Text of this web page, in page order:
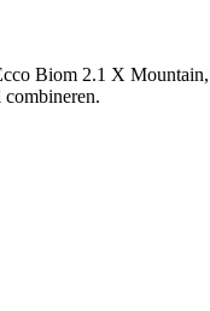
Biom 2.1 X Mountain,
combineren.